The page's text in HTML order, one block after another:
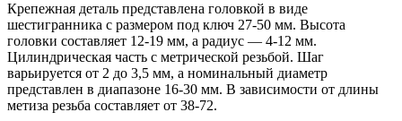
Крепежная деталь представлена головкой в виде
шестигранника с размером под ключ 27-50 мм. Высота
головки составляет 12-19 мм, а радиус — 4-12 мм.
Цилиндрическая часть с метрической резьбой. Шаг
варьируется от 2 до 3,5 мм, а номинальный диаметр
представлен в диапазоне 16-30 мм. В зависимости от длины
метиза резьба составляет от 38-72.